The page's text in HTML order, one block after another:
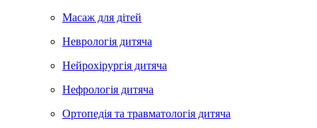
Масаж для дітей
Неврологія дитяча
Нейрохірургія дитяча
Нефрологія дитяча
Ортопедія та травматологія дитяча